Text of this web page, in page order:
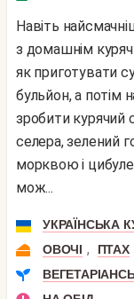
Навіть найсмачніше ресторанне блюдо не зрівняється
з домашнім
як приготувати
бульйон, а потім
зробити курячий
селера, зелений
морквою і
мож...
УКРАЇНСЬКА
ОВОЧІ , ПТАХ